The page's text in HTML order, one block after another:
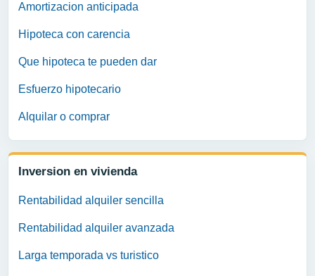
Amortizacion anticipada
Hipoteca con carencia
Que hipoteca te pueden dar
Esfuerzo hipotecario
Alquilar o comprar
Inversion en vivienda
Rentabilidad alquiler sencilla
Rentabilidad alquiler avanzada
Larga temporada vs turistico